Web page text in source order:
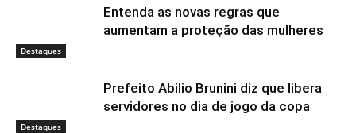
Destaques
Entenda as novas regras que
aumentam a proteção das mulheres
Destaques
Prefeito Abilio Brunini diz que libera
servidores no dia de jogo da copa